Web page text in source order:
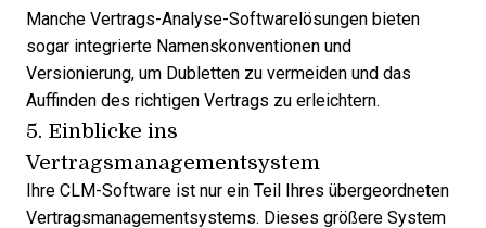
Manche Vertrags-Analyse-Softwarelösungen bieten
sogar integrierte Namenskonventionen und
Versionierung, um Dubletten zu vermeiden und das
Auffinden des richtigen Vertrags zu erleichtern.
5. Einblicke ins
Vertragsmanagementsystem
Ihre CLM-Software ist nur ein Teil Ihres übergeordneten
Vertragsmanagementsystems. Dieses größere System